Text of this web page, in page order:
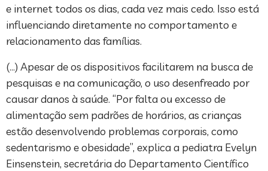
e internet todos os dias, cada vez mais cedo. Isso está
influenciando diretamente no comportamento e
relacionamento das famílias.
(…) Apesar de os dispositivos facilitarem na busca de
pesquisas e na comunicação, o uso desenfreado por
causar danos à saúde. “Por falta ou excesso de
alimentação sem padrões de horários, as crianças
estão desenvolvendo problemas corporais, como
sedentarismo e obesidade”, explica a pediatra Evelyn
Einsenstein, secretária do Departamento Científico